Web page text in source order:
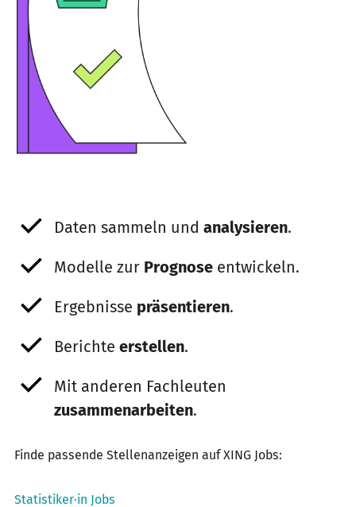
Daten sammeln und analysieren.
Modelle zur Prognose entwickeln.
Ergebnisse präsentieren.
Berichte erstellen.
Mit anderen Fachleuten
zusammenarbeiten.
Finde passende Stellenanzeigen auf XING Jobs:
Statistiker·in Jobs